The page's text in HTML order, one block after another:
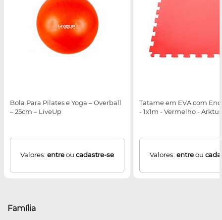
Bola Para Pilates e Yoga – Overball
– 25cm – LiveUp
Valores: entreou cadastre-se
Tatame em EVA com
- 1x1m - Vermelho - Arktus
Valores: entreou
Família